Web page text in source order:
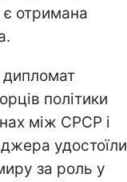
є отримана
дипломат
політики
між СРСР і
удостоїли
за роль у